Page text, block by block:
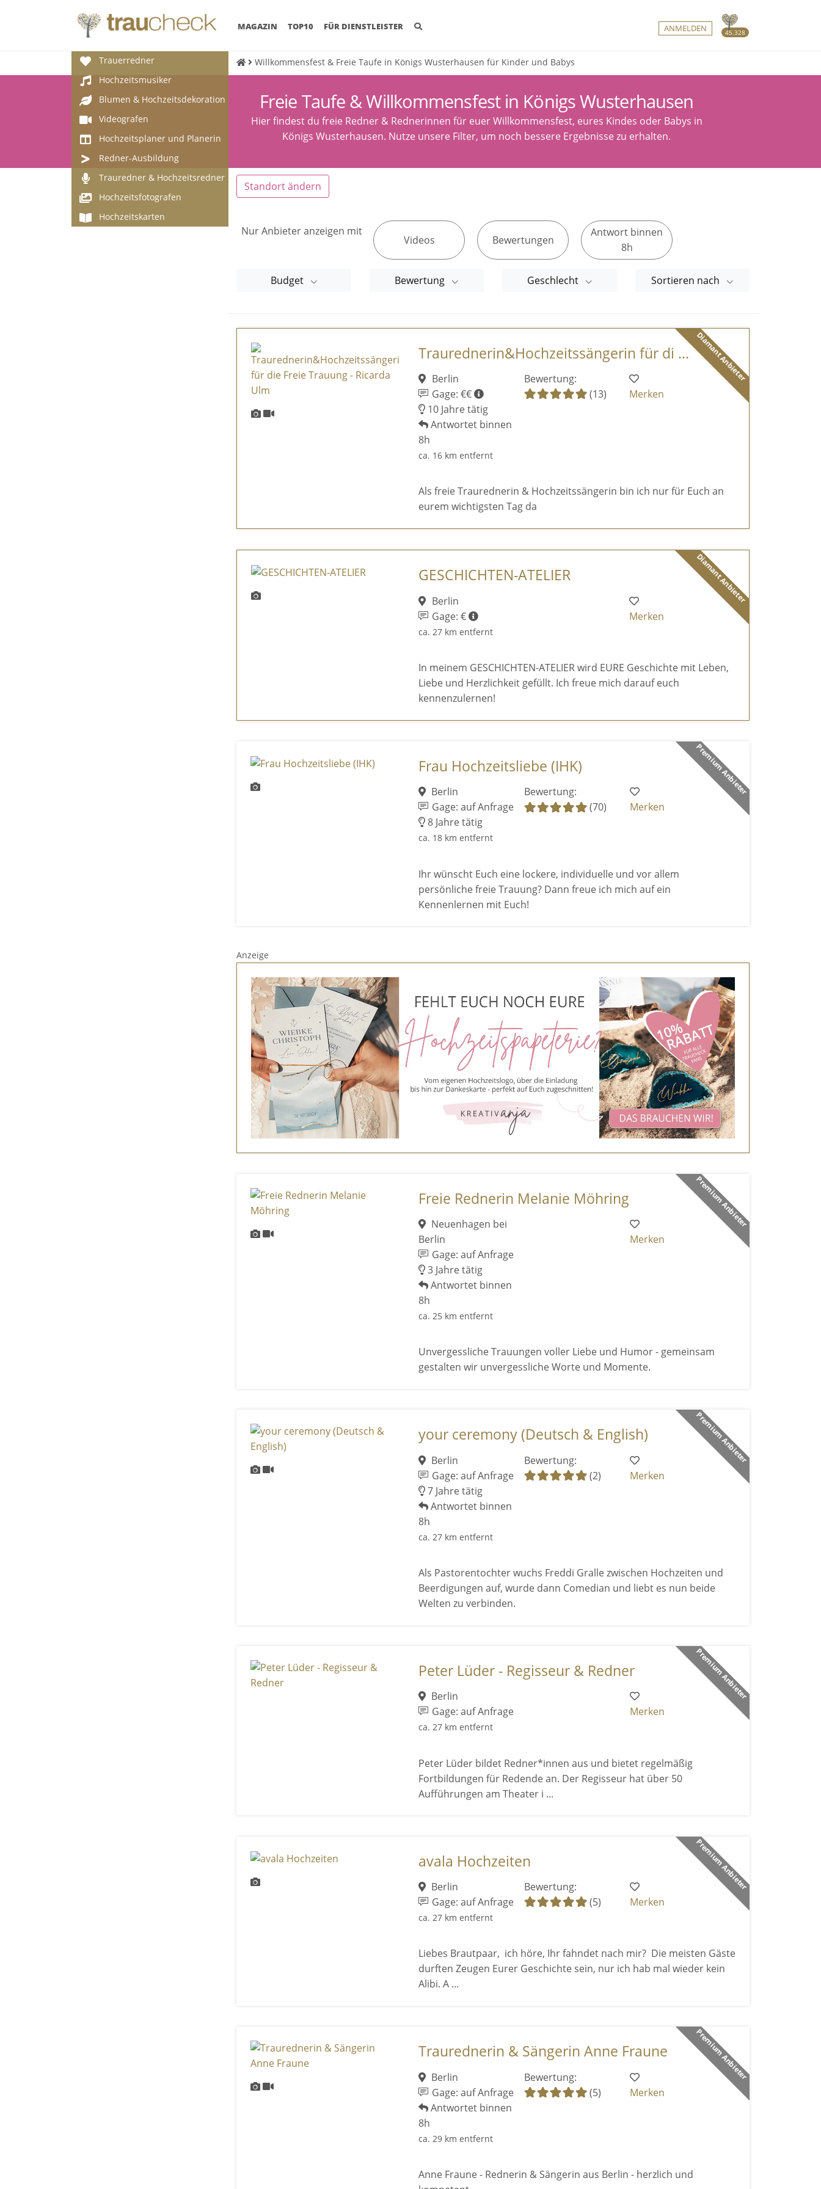
45.328
MAGAZIN (CURRENT)
TOP10 FÜR DIENSTLEISTER ANMELDEN
Trauerredner
Hochzeitsmusiker
Blumen & Hochzeitsdekoration
Videografen
Hochzeitsplaner und Planerin
Redner-Ausbildung
Trauredner & Hochzeitsredner
Hochzeitsfotografen
Hochzeitskarten
Willkommensfest & Freie Taufe in Königs Wusterhausen für Kinder und Babys
Freie Taufe & Willkommensfest in Königs Wusterhausen
Hier findest du freie Redner & Rednerinnen für euer Willkommensfest, eures Kindes oder Babys in
Königs Wusterhausen. Nutze unsere Filter, um noch bessere Ergebnisse zu erhalten.
Standort ändern
Nur Anbieter anzeigen mit
Videos Bewertungen
Antwort binnen
8h
Budget Bewertung Geschlecht Sortieren nach
Diamant Anbieter
Traurednerin&Hochzeitssängerin für di ...
Berlin
Gage: €€
10 Jahre tätig
Antwortet binnen
8h
ca. 16 km entfernt
Bewertung:
(13)
Merken
Als freie Traurednerin & Hochzeitssängerin bin ich nur für Euch an
eurem wichtigsten Tag da
Diamant Anbieter
GESCHICHTEN-ATELIER
Berlin
Gage: €
ca. 27 km entfernt
Merken
In meinem GESCHICHTEN-ATELIER wird EURE Geschichte mit Leben,
Liebe und Herzlichkeit gefüllt. Ich freue mich darauf euch
kennenzulernen!
Premium Anbieter
Frau Hochzeitsliebe (IHK)
Berlin
Gage: auf Anfrage
8 Jahre tätig
ca. 18 km entfernt
Bewertung:
(70)
Merken
Ihr wünscht Euch eine lockere, individuelle und vor allem
persönliche freie Trauung? Dann freue ich mich auf ein
Kennenlernen mit Euch!
Anzeige
Premium Anbieter
Freie Rednerin Melanie Möhring
Neuenhagen bei
Berlin
Gage: auf Anfrage
3 Jahre tätig
Antwortet binnen
8h
ca. 25 km entfernt
Merken
Unvergessliche Trauungen voller Liebe und Humor - gemeinsam
gestalten wir unvergessliche Worte und Momente.
Premium Anbieter
your ceremony (Deutsch & English)
Berlin
Gage: auf Anfrage
7 Jahre tätig
Antwortet binnen
8h
ca. 27 km entfernt
Bewertung:
(2)
Merken
Als Pastorentochter wuchs Freddi Gralle zwischen Hochzeiten und
Beerdigungen auf, wurde dann Comedian und liebt es nun beide
Welten zu verbinden.
Premium Anbieter
Peter Lüder - Regisseur & Redner
Berlin
Gage: auf Anfrage
ca. 27 km entfernt
Merken
Peter Lüder bildet Redner*innen aus und bietet regelmäßig
Fortbildungen für Redende an. Der Regisseur hat über 50
Aufführungen am Theater i ...
Premium Anbieter
avala Hochzeiten
Berlin
Gage: auf Anfrage
ca. 27 km entfernt
Bewertung:
(5)
Merken
Liebes Brautpaar, ich höre, Ihr fahndet nach mir? Die meisten Gäste
durften Zeugen Eurer Geschichte sein, nur ich hab mal wieder kein
Alibi. A ...
Premium Anbieter
Traurednerin & Sängerin Anne Fraune
Berlin
Gage: auf Anfrage
Antwortet binnen
8h
ca. 29 km entfernt
Bewertung:
(5)
Merken
Anne Fraune - Rednerin & Sängerin aus Berlin - herzlich und